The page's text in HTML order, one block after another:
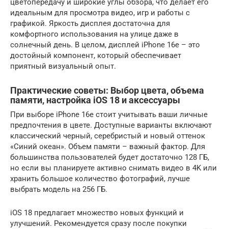
цветопередачу и широкие углы обзора, что делает его
идеальным для просмотра видео, игр и работы с
графикой. Яркость дисплея достаточна для
комфортного использования на улице даже в
солнечный день. В целом, дисплей iPhone 16e – это
достойный компонент, который обеспечивает
приятный визуальный опыт.
Практические советы: Выбор цвета, объема
памяти, настройка iOS 18 и аксессуары
При выборе iPhone 16e стоит учитывать ваши личные
предпочтения в цвете. Доступные варианты включают
классический черный, серебристый и новый оттенок
«Синий океан». Объем памяти – важный фактор. Для
большинства пользователей будет достаточно 128 ГБ,
но если вы планируете активно снимать видео в 4K или
хранить большое количество фотографий, лучше
выбрать модель на 256 ГБ.
iOS 18 предлагает множество новых функций и
улучшений. Рекомендуется сразу после покупки